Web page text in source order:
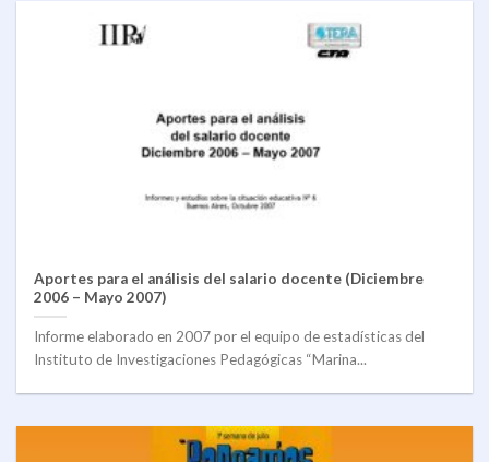
Aportes para el análisis del salario docente (Diciembre
2006 – Mayo 2007)
Informe elaborado en 2007 por el equipo de estadísticas del
Instituto de Investigaciones Pedagógicas “Marina...